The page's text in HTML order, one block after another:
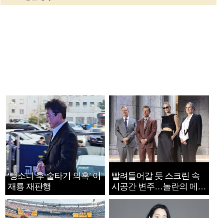
‘뺑소니 후 술타기 의혹’ 이
재룡 재판행
빨려들어갈 듯 스크린 속
시공간 변주…놀란의 메시
지는 ‘전쟁 속죄’